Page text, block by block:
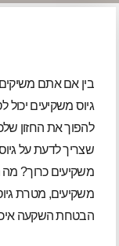
בין אם אתם
גיוס משקיעים
להפוך את החזון
שצריך לדעת על
משקיעים כרוך? מה
משקיעים, מטרת
הבטחת השקעה